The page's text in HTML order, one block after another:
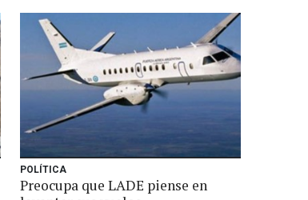
POLÍTICA
Preocupa que LADE piense en